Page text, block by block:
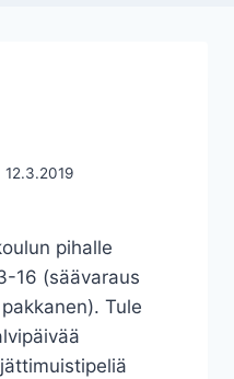
12.3.2019
pihalle
16 (säävaraus
Tule